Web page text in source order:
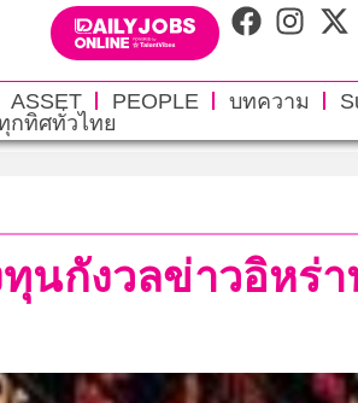
ASSET PEOPLE บทความ
กทิศทั่วไทย
นกังวลข่าวอิหร่า